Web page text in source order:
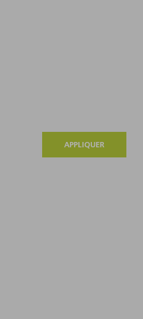
APPLIQUER